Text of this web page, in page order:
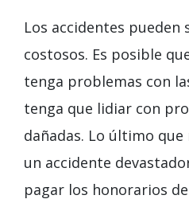
Los accidentes
costosos. Es posible
tenga problemas con
tenga que lidiar con
dañadas. Lo último que
un accidente
pagar los honorarios